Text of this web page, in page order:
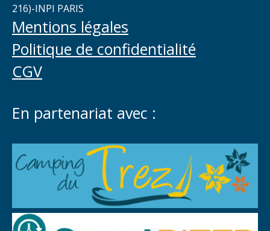
216)-INPI PARIS
Mentions légales
Politique de confidentialité
CGV
En partenariat avec :